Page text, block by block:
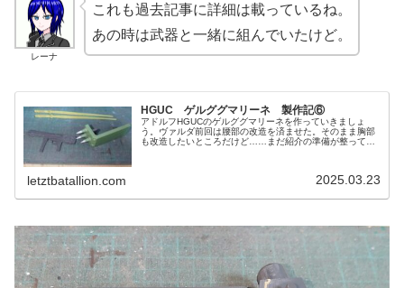
レーナ
これも過去記事に詳細は載っているね。
あの時は武器と一緒に組んでいたけど。
HGUC ゲルググマリーネ 製作記⑥
アドルフHGUCのゲルググマリーネを作っていきましょ
う。ヴァルダ前回は腰部の改造を済ませた。そのまま胸部
も改造したいところだけど……まだ紹介の準備が整ってい
letztbatallion.com 2025.03.23